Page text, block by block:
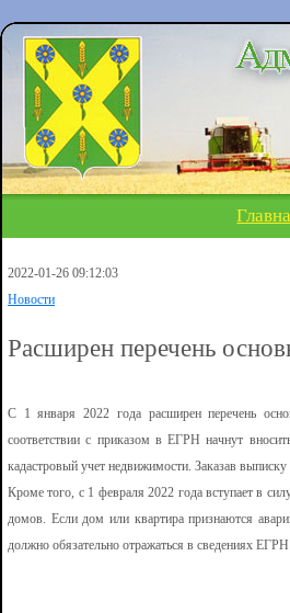
2022-01-26 09:12:03
Новости
Расширен перечень
С 1 января 2022 года расширен перечень
соответствии с приказом в ЕГРН начнут
кадастровый учет недвижимости. Заказав
Кроме того, с 1 февраля 2022 года вступает в
домов. Если дом или квартира признаются
должно обязательно отражаться в сведениях ЕГРН